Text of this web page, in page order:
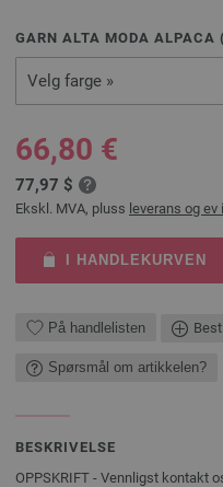
GARN ALTA MODA ALPACA (
Velg farge »
66,80 €
77,97 $
Ekskl. MVA, pluss leverans og
I HANDLEKURVEN
På handlelisten
Spørsmål om artikkelen?
BESKRIVELSE
OPPSKRIFT - Vennligst kontakt